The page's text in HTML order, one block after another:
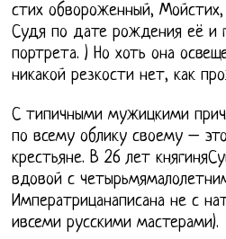
стих обвороженный,
Судя по дате рождения её и
портрета. ) Но хоть она
никакой резкости нет, как
С типичными мужицкими
по всему облику своему –
крестьяне. В 26 лет
вдовой с
Императрицанаписана не с
ивсеми русскими мастерами).